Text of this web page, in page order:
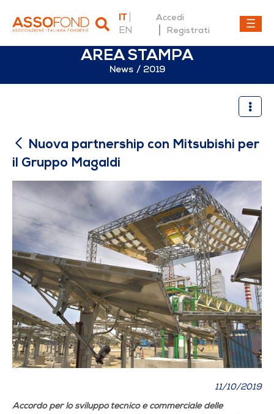
IT
EN
Accedi
Registrati
AREA STAMPA
News 2019
Nuova partnership con
Nuova partnership con Mitsubishi per
il Gruppo Magaldi
11/10/2019
Accordo per lo sviluppo tecnico e commerciale delle